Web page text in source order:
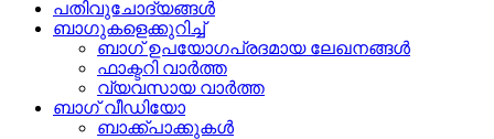
പതിവുചോദ്യങ്ങൾ
ബാഗുകളെക്കുറിച്ച്
ബാഗ് ഉപയോഗപ്രദമായ ലേഖനങ്ങൾ
ഫാക്ടറി വാർത്ത
വ്യവസായ വാർത്ത
ബാഗ് വീഡിയോ
ബാക്ക്പാക്കുകൾ